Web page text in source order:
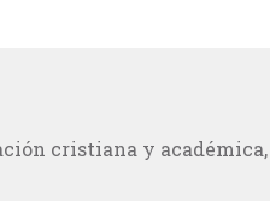
cristiana y